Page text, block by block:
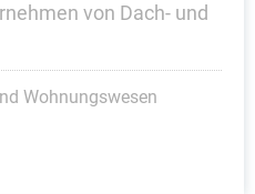
von Dach- und
Wohnungswesen